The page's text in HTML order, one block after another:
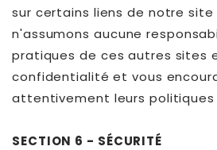
sur certains liens de notre site
n'assumons aucune
pratiques de ces autres sites
confidentialité et vous
attentivement leurs
SECTION 6 - SÉCURITÉ